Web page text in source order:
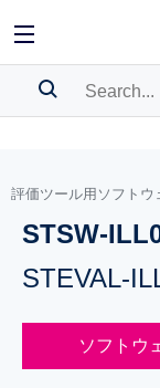
BOOKMARK
Pleaselog in to
評価ツール用ソフトウ
STSW-
STEVAL-
ソフトウ